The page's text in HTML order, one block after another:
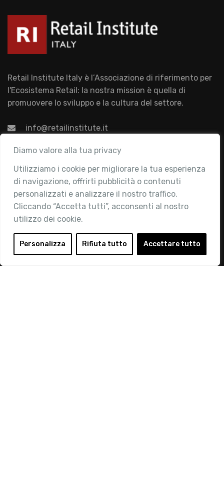
Diamo valore alla tua privacy
Utilizziamo i cookie per migliorare la tua esperienza
di navigazione, offrirti pubblicità o contenuti
personalizzati e analizzare il nostro traffico.
Cliccando “Accetta tutti”, acconsenti al nostro
utilizzo dei cookie.
Personalizza Rifiuta tutto Accettare tutto
Retail Institute Italy è l’Associazione di riferimento per
l'Ecosistema Retail: la nostra mission è quella di
promuovere lo sviluppo e la cultura del settore.
info@retailinstitute.it
Associazione
Chi siamo
Attività
Contatti
Area Riservata
Login
Diventa Socio